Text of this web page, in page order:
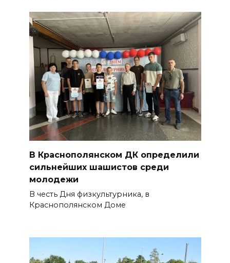
На Дону построят еще 8
площадок ГТО в этом году
06 августа 2026 07:47
Ростов снова прибавляет в
градусах
06 августа 2026 07:00
Более 20 БПЛА уничтожили
над Ростовской областью
05 августа 2026 23:10
Пересчитайте деньги до
восхода солнца: приметы на 6
В Сальском районе завтра
В Краснополянском ДК определили
сильнейших шашистов среди
молодежи
В честь Дня физкультурника, в
Краснополянском Доме